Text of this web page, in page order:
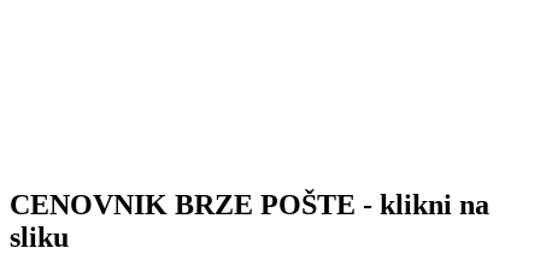
CENOVNIK BRZE POŠTE - klikni na
sliku